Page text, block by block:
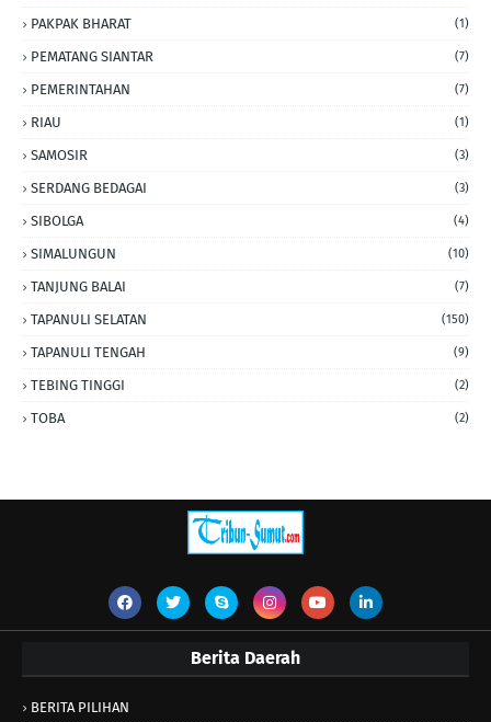
PAKPAK BHARAT (1)
PEMATANG SIANTAR (7)
PEMERINTAHAN (7)
RIAU (1)
SAMOSIR (3)
SERDANG BEDAGAI (3)
SIBOLGA (4)
SIMALUNGUN (10)
TANJUNG BALAI (7)
TAPANULI SELATAN (150)
TAPANULI TENGAH (9)
TEBING TINGGI (2)
TOBA (2)
Berita Daerah
BERITA PILIHAN